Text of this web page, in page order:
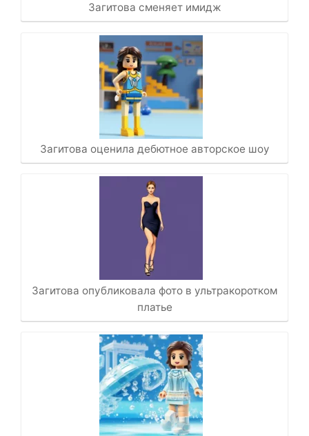
Загитова сменяет имидж
Загитова оценила дебютное авторское шоу
Загитова опубликовала фото в ультракоротком
платье